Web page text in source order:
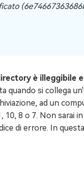
è illeggibile
quando si collega
ad un
8 o 7. Non sarai
di errore. In